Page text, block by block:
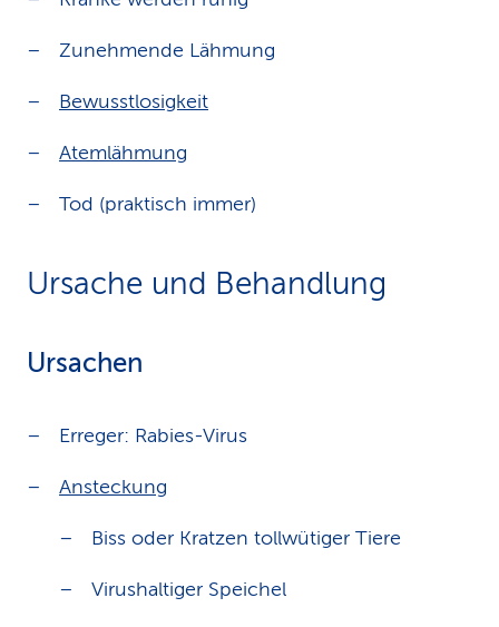
Zunehmende Lähmung
Bewusstlosigkeit
Atemlähmung
Tod (praktisch immer)
Ursache und Behandlung
Ursachen
Erreger: Rabies-Virus
Ansteckung
Biss oder Kratzen tollwütiger Tiere
Virushaltiger Speichel